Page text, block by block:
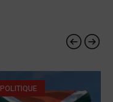
POLITIQUE